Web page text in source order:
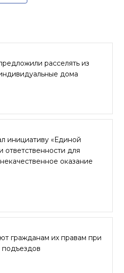
расселять из
дома
инициативу «Единой
ответственности для
оказание
гражданам их правам при
подъездов